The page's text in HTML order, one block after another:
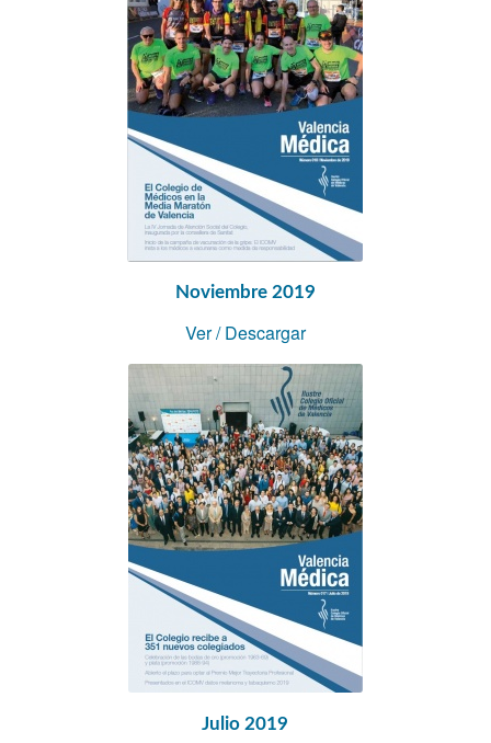
Noviembre 2019
Ver/Descargar
Julio 2019